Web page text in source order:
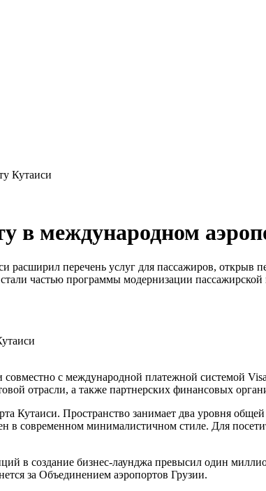
Кутаиси
в международном
перечень услуг для пассажиров, открыв
частью программы модернизации
с международной платежной системой
отрасли, а также партнерских финансовых
Кутаиси. Пространство занимает два уровня
в современном минималистичном стиле. Для
в создание бизнес-лаунджа превысил один
за Объединением аэропортов Грузии.